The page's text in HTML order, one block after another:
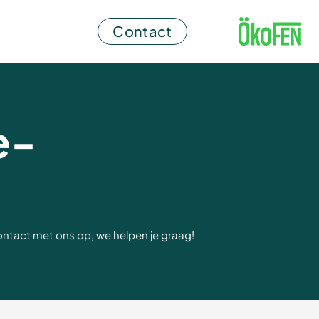
Contact
met ons op, we helpen je graag!